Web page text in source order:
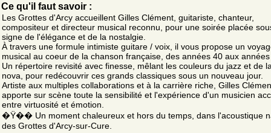
Ce qu'il faut savoir :
Les Grottes d'Arcy accueillent Gilles Clément, guitariste, chanteur,
compositeur et directeur musical reconnu, pour une soirée placée
signe de l'élégance et de la nostalgie.
À travers une formule intimiste guitare / voix, il vous propose un
musical au coeur de la chanson française, des années 40 aux
Un répertoire revisité avec finesse, mêlant les couleurs du jazz et de
nova, pour redécouvrir ces grands classiques sous un nouveau jour.
Artiste aux multiples collaborations et à la carrière riche, Gilles
apporte sur scène toute la sensibilité et l'expérience d'un musicien
entre virtuosité et émotion.
�Ÿ�� Un moment chaleureux et hors du temps, dans l'acoustique
des Grottes d'Arcy-sur-Cure.